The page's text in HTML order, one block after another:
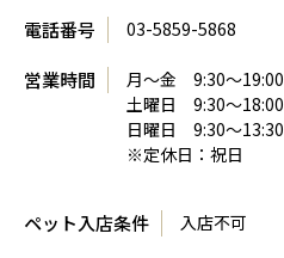
電話番号 03-5859-5868
営業時間
月～金 9:30～19:00
土曜日 9:30～18:00
日曜日 9:30～13:30
※定休日：祝日
ペット入店条件 入店不可